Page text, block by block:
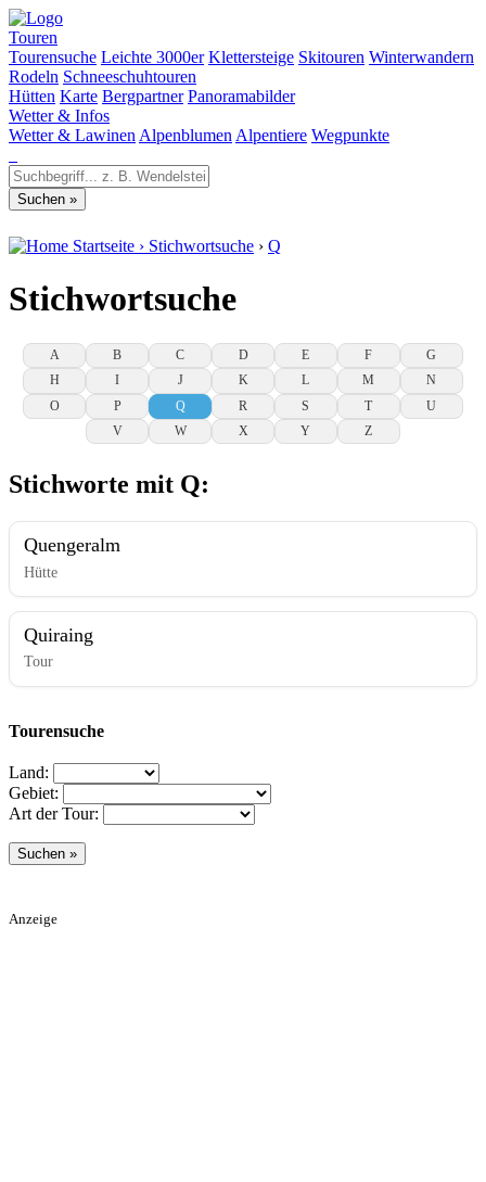
Touren
Tourensuche Leichte 3000er Klettersteige Skitouren Winterwandern
Rodeln Schneeschuhtouren
Hütten Karte Bergpartner Panoramabilder
Wetter & Infos
Wetter & Lawinen Alpenblumen Alpentiere Wegpunkte
Startseite › Stichwortsuche › Q
Stichwortsuche
A B C D E F
G
H
I J K L M
N
O
P Q R S T
U
V
W X Y Z
Stichworte mit Q:
Quengeralm
Hütte
Quiraing
Tour
Tourensuche
Land:
Gebiet:
Art der Tour:
Anzeige